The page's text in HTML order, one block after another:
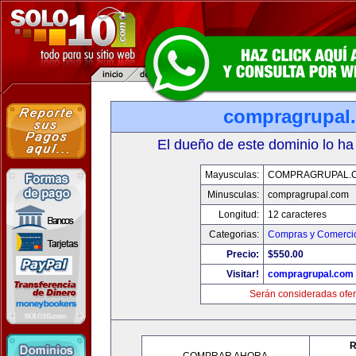
El dueño de este dominio lo
Mayusculas:
Minusculas:
compragrupal.com
Longitud:
12 caracteres
Categorias:
Compras y
Precio:
$550.00
Visitar!
compragrupal.com
Serán consideradas